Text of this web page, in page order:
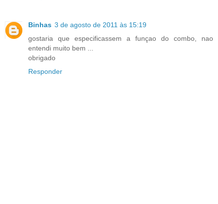
Binhas 3 de agosto de 2011 às 15:19
gostaria que especificassem a funçao do combo, nao
entendi muito bem ...
obrigado
Responder